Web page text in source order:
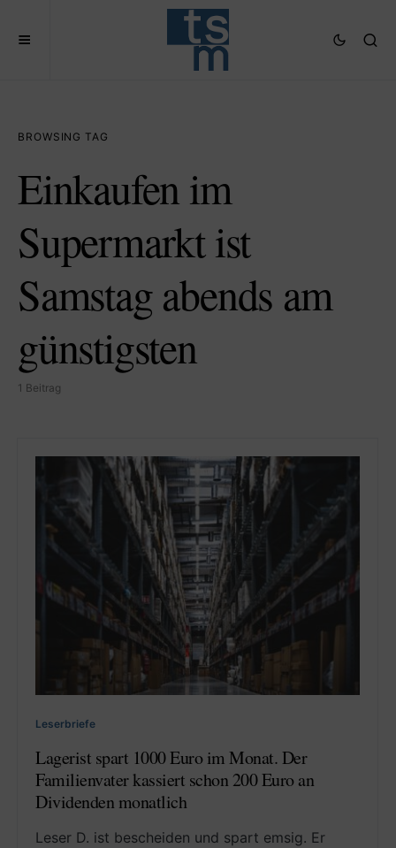
BROWSING TAG
Einkaufen im
Supermarkt ist
Samstag abends am
günstigsten
1 Beitrag
Leserbriefe
Lagerist spart 1000 Euro im Monat. Der
Familienvater kassiert schon 200 Euro an
Dividenden monatlich
Leser D. ist bescheiden und spart emsig. Er